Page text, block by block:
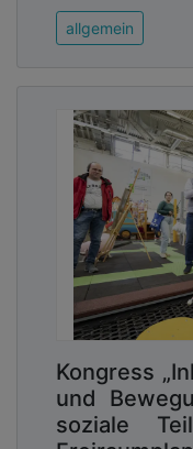
allgemein
Kongress
und
soziale